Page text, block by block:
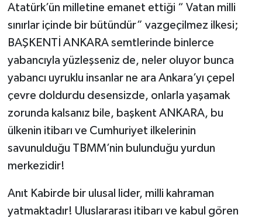
Atatürk’ün milletine emanet ettiği “ Vatan milli
sınırlar içinde bir bütündür” vazgeçilmez ilkesi;
BAŞKENTİ ANKARA semtlerinde binlerce
yabancıyla yüzleşseniz de, neler oluyor bunca
yabancı uyruklu insanlar ne ara Ankara’yı çepel
çevre doldurdu desensizde, onlarla yaşamak
zorunda kalsanız bile, başkent ANKARA, bu
ülkenin itibarı ve Cumhuriyet ilkelerinin
savunulduğu TBMM’nin bulunduğu yurdun
merkezidir!
Anıt Kabirde bir ulusal lider, milli kahraman
yatmaktadır! Uluslararası itibarı ve kabul gören